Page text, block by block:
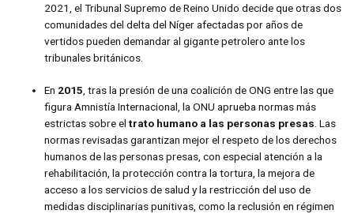
2021, el Tribunal Supremo de Reino Unido decide que otras dos
comunidades del delta del Níger afectadas por años de
vertidos pueden demandar al gigante petrolero ante los
tribunales británicos.
En 2015, tras la presión de una coalición de ONG entre las que
figura Amnistía Internacional, la ONU aprueba normas más
estrictas sobre eltrato humano a las personas presas. Las
normas revisadas garantizan mejor el respeto de los derechos
humanos de las personas presas, con especial atención a la
rehabilitación, la protección contra la tortura, la mejora de
acceso a los servicios de salud y la restricción del uso de
medidas disciplinarias punitivas, como la reclusión en régimen